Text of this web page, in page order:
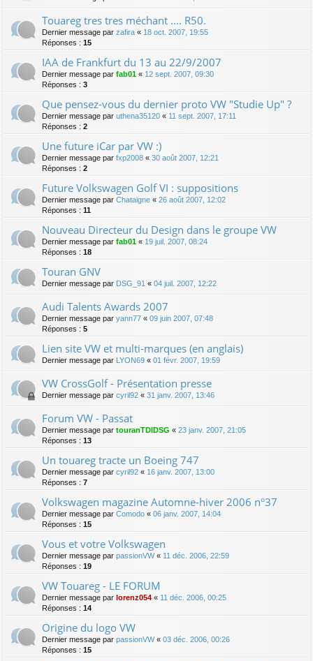
Touareg tres tres méchant .... R50.
Dernier message par zafira « 18 oct. 2007, 19:55
Réponses : 15
IAA de Frankfurt du 13 au 22/9/2007
Dernier message par fab01 « 12 sept. 2007, 09:30
Réponses : 3
Que pensez-vous du dernier proto VW "Studie Up" ?
Dernier message par uthena35120 « 11 sept. 2007, 17:11
Réponses : 2
Une future iCar par VW :)
Dernier message par fxp2008 « 30 août 2007, 12:21
Réponses : 2
Future Volkswagen Golf VI : suppositions
Dernier message par Chataigne « 26 août 2007, 12:02
Réponses : 11
Nouveau Directeur du Design dans le groupe VW
Dernier message par fab01 « 19 juil. 2007, 08:24
Réponses : 18
Touran GNV
Dernier message par DSG_91 « 04 juil. 2007, 12:22
Audi Talents Awards 2007
Dernier message par yann77 « 09 juin 2007, 07:48
Réponses : 5
Lien site VW et multi-marques (en anglais)
Dernier message par LYON69 « 01 févr. 2007, 19:59
VW CrossGolf - Présentation presse
Dernier message par cyril92 « 31 janv. 2007, 13:46
Forum VW - Passat
Dernier message par touranTDIDSG « 23 janv. 2007, 21:05
Réponses : 13
Un touareg tracte un Boeing 747
Dernier message par cyril92 « 16 janv. 2007, 13:00
Réponses : 7
Volkswagen magazine Automne-hiver 2006 n°37
Dernier message par Comodo « 06 janv. 2007, 14:04
Réponses : 15
Vous et votre Volkswagen
Dernier message par passionVW« 11 déc. 2006, 22:59
Réponses : 19
VW Touareg - LE FORUM
Dernier message par lorenz054 « 11 déc. 2006, 00:25
Réponses : 14
Origine du logo VW
Dernier message par passionVW« 03 déc. 2006, 00:26
Réponses : 15